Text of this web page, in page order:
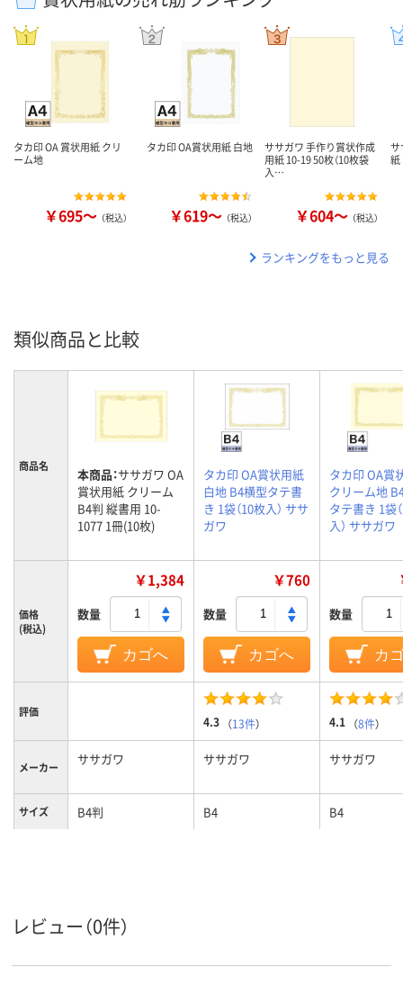
タカ印 OA 賞状用紙 クリ
ーム地
￥695～ （税込）
タカ印 OA賞状用紙 白地
￥619～ （税込）
ササガワ 手作り賞状作成
用紙 10-19 50枚（10枚袋
入…
￥604～ （税込）
サ
紙
ランキングをもっと見る
類似商品と比較
商品名 本商品：ササガワ OA
賞状用紙 クリーム
B4判 縦書用 10-
1077 1冊(10枚)
タカ印 OA賞状用紙
白地 B4横型タテ書
き 1袋（10枚入） ササ
ガワ
タカ印 OA賞
クリーム地
タテ書き 1袋
入） ササガワ
価格
(税込)
￥1,384
数量
カゴへ
￥760
数量
カゴへ
数量
カ
評価
4.3 （13件） 4.1 （8件）
メーカー ササガワ ササガワ ササガワ
サイズ B4判 B4 B4
レビュー（0件）